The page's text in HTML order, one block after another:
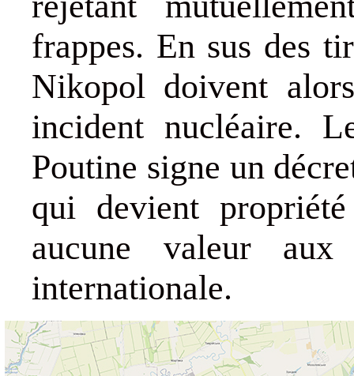
frappes. En sus des
Nikopol doivent
incident nucléaire.
Poutine signe un
qui devient
aucune valeur
internationale.